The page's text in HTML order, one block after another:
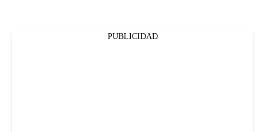
PUBLICIDAD